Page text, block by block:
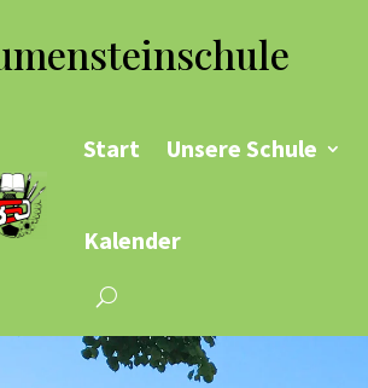
Start Unsere Schule
Kalender